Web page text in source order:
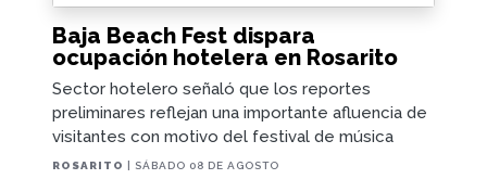
Baja Beach Fest dispara
ocupación hotelera en Rosarito
Sector hotelero señaló que los reportes
preliminares reflejan una importante afluencia de
visitantes con motivo del festival de música
ROSARITO | SÁBADO 08 DE AGOSTO